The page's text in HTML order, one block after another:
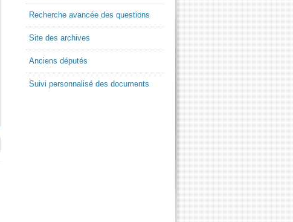
Recherche avancée des questions
Site des archives
Anciens députés
Suivi personnalisé des documents